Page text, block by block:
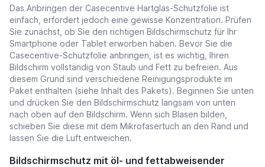
Das Anbringen der Casecentive Hartglas-Schutzfolie ist
einfach, erfordert jedoch eine gewisse Konzentration. Prüfen
Sie zunächst, ob Sie den richtigen Bildschirmschutz für Ihr
Smartphone oder Tablet erworben haben. Bevor Sie die
Casecentive-Schutzfolie anbringen, ist es wichtig, Ihren
Bildschirm vollständig von Staub und Fett zu befreien. Aus
diesem Grund sind verschiedene Reinigungsprodukte im
Paket enthalten (siehe Inhalt des Pakets). Beginnen Sie unten
und drücken Sie den Bildschirmschutz langsam von unten
nach oben auf den Bildschirm. Wenn sich Blasen bilden,
schieben Sie diese mit dem Mikrofasertuch an den Rand und
lassen Sie die Luft entweichen.
Bildschirmschutz mit öl- und fettabweisender